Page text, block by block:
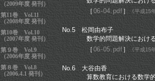
［ 06-04.pdf ］ 《平成15
No.5 松岡由布子
数学的問題解決におけ
［06-05.pdf］《平成15
No.6 大谷由香
算数教育における数学
（2009年度 発刊）
第11巻 Vol.11
（2008年度 発刊）
第10巻 Vol.10
（2007年度 発刊）
第９巻Vol.9
（2006年度 発刊）
第８巻Vol.8
（2006.4.1 発刊）